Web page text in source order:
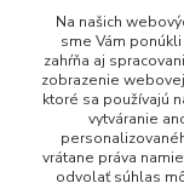
+421 948 229
Na našich
sme Vám
zahŕňa aj
zobrazenie
ktoré sa používajú
vytváranie
vrátane práva
odvolať súhlas